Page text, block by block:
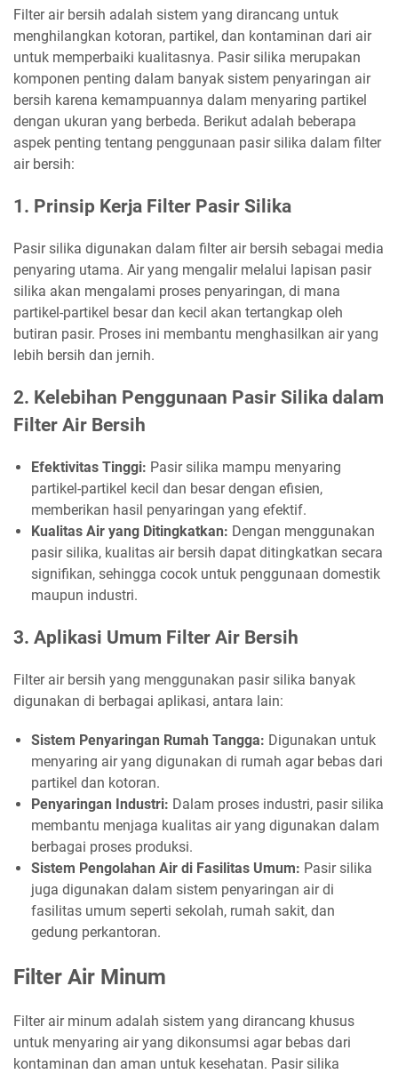
Filter air bersih adalah sistem yang dirancang untuk
menghilangkan kotoran, partikel, dan kontaminan dari air
untuk memperbaiki kualitasnya. Pasir silika merupakan
komponen penting dalam banyak sistem penyaringan air
bersih karena kemampuannya dalam menyaring partikel
dengan ukuran yang berbeda. Berikut adalah beberapa
aspek penting tentang penggunaan pasir silika dalam filter
air bersih:
1. Prinsip Kerja Filter Pasir Silika
Pasir silika digunakan dalam filter air bersih sebagai media
penyaring utama. Air yang mengalir melalui lapisan pasir
silika akan mengalami proses penyaringan, di mana
partikel-partikel besar dan kecil akan tertangkap oleh
butiran pasir. Proses ini membantu menghasilkan air yang
lebih bersih dan jernih.
2. Kelebihan Penggunaan Pasir Silika dalam
Filter Air Bersih
Efektivitas Tinggi: Pasir silika mampu menyaring
partikel-partikel kecil dan besar dengan efisien,
memberikan hasil penyaringan yang efektif.
Kualitas Air yang Ditingkatkan: Dengan menggunakan
pasir silika, kualitas air bersih dapat ditingkatkan secara
signifikan, sehingga cocok untuk penggunaan domestik
maupun industri.
3. Aplikasi Umum Filter Air Bersih
Filter air bersih yang menggunakan pasir silika banyak
digunakan di berbagai aplikasi, antara lain:
Sistem Penyaringan Rumah Tangga: Digunakan untuk
menyaring air yang digunakan di rumah agar bebas dari
partikel dan kotoran.
Penyaringan Industri: Dalam proses industri, pasir silika
membantu menjaga kualitas air yang digunakan dalam
berbagai proses produksi.
Sistem Pengolahan Air di Fasilitas Umum: Pasir silika
juga digunakan dalam sistem penyaringan air di
fasilitas umum seperti sekolah, rumah sakit, dan
gedung perkantoran.
Filter Air Minum
Filter air minum adalah sistem yang dirancang khusus
untuk menyaring air yang dikonsumsi agar bebas dari
kontaminan dan aman untuk kesehatan. Pasir silika